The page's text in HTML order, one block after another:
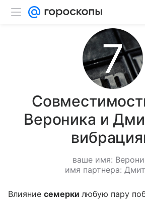
Вероника и
ваше имя:
имя партнера:
Влияниесемерки любую пару